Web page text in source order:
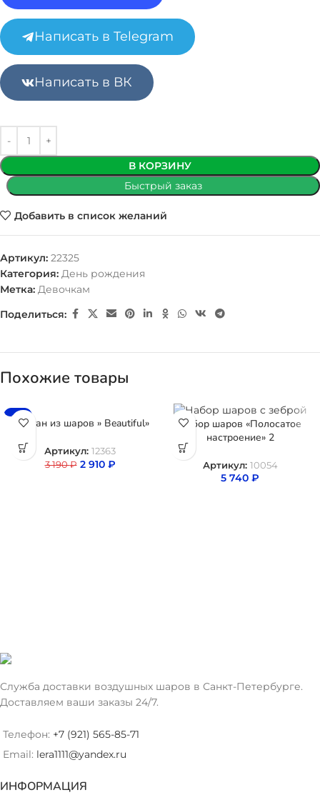
Написать в Telegram
Написать в ВК
В КОРЗИНУ
Быстрый заказ
Добавить в список желаний
Артикул: 22325
Категория: День рождения
Метка: Девочкам
Поделиться:
Похожие товары
-9%
Фонтан из шаров » Beautiful»
Артикул: 12363
3 190₽ 2 910 ₽
Набор шаров «Полосатое
настроение» 2
Артикул: 10054
5 740 ₽
Служба доставки воздушных шаров в Санкт-Петербурге.
Доставляем ваши заказы 24/7.
Телефон: +7 (921) 565-85-71
Email: lera1111@yandex.ru
ИНФОРМАЦИЯ